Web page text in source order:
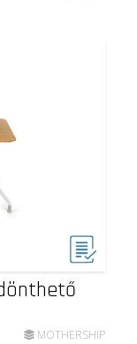
MOTHERSHIP